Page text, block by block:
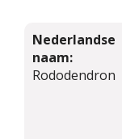
Nederlandse
naam:
Rododendron